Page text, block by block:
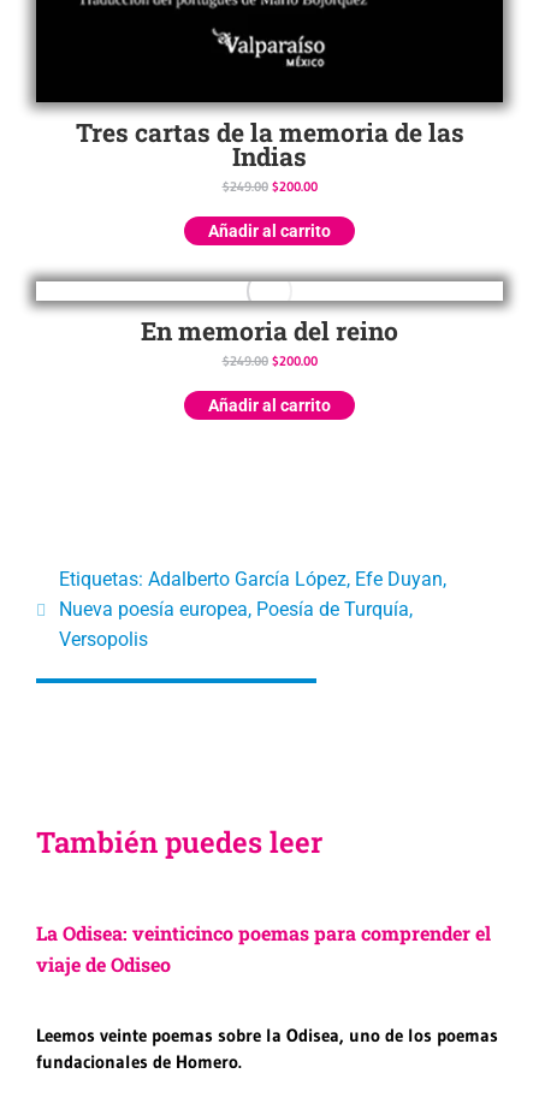
Tres cartas de la memoria de las
Indias
$249.00 $200.00
Añadir al carrito
En memoria del reino
$249.00 $200.00
Añadir al carrito
Etiquetas: Adalberto García López, Efe Duyan,
Nueva poesía europea, Poesía de Turquía,
Versopolis
También puedes leer
La Odisea: veinticinco poemas para comprender el
viaje de Odiseo
Leemos veinte poemas sobre la Odisea, uno de los poemas
fundacionales de Homero.